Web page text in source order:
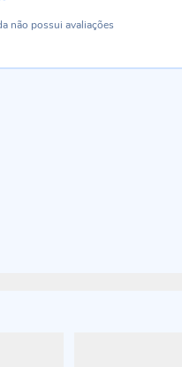
não possui avaliações